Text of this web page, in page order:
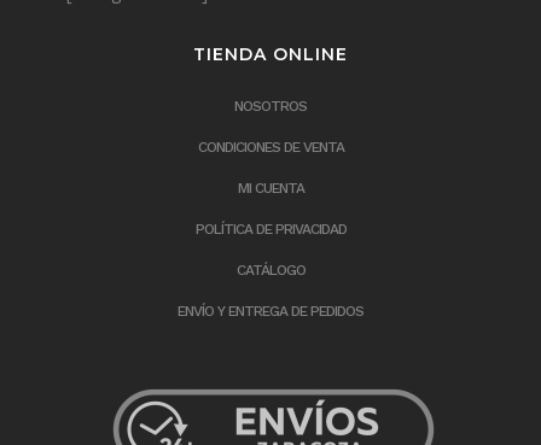
TIENDA ONLINE
NOSOTROS
CONDICIONES DE VENTA
MI CUENTA
POLÍTICA DE PRIVACIDAD
CATÁLOGO
ENVÍO Y ENTREGA DE PEDIDOS